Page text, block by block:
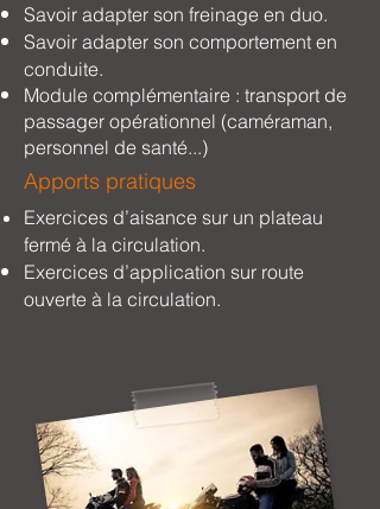
Savoir adapter son freinage en duo.
Savoir adapter son comportement en
conduite.
Module complémentaire : transport de
passager opérationnel (caméraman,
personnel de santé...)
Apports pratiques
Exercices d’aisance sur un plateau
fermé à la circulation.
Exercices d’application sur route
ouverte à la circulation.